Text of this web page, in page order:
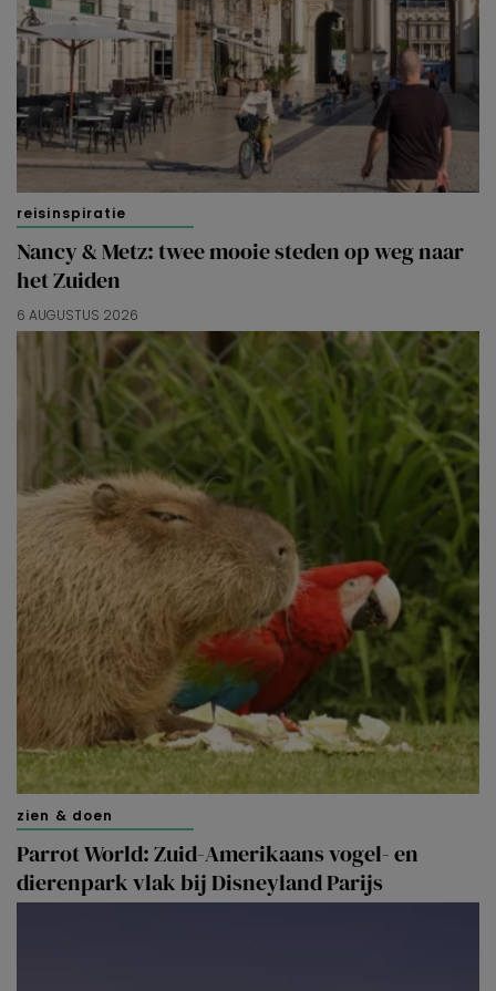
reisinspiratie
Nancy & Metz: twee mooie steden op weg naar
het Zuiden
6 AUGUSTUS 2026
zien & doen
Parrot World: Zuid-Amerikaans vogel- en
dierenpark vlak bij Disneyland Parijs